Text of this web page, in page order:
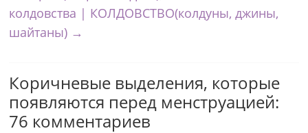
колдовства | КОЛДОВСТВО(колдуны, джины,
шайтаны) →
Коричневые выделения, которые
появляются перед менструацией:
76 комментариев